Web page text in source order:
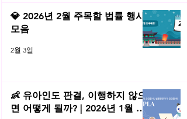
💎 2026년 2월 주목할 법률 행사
모음
2월 3일
👶 유아인도 판결, 이행하지 않으
면 어떻게 될까? | 2026년 1월 네